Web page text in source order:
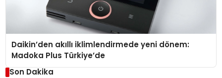
Daikin’den akıllı iklimlendirmede yeni dönem:
Madoka Plus Türkiye’de
Son Dakika